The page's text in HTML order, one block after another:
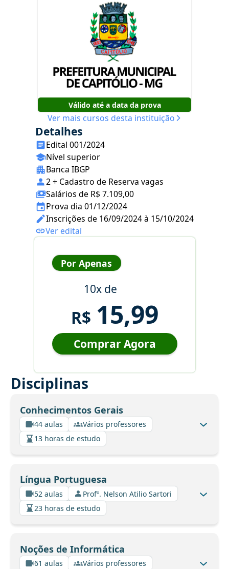
Válido até a data da prova
Ver mais cursos desta instituição
Detalhes
Edital 001/2024
Nível superior
Banca IBGP
2 + Cadastro de Reserva vagas
Salários de R$ 7.109,00
Prova dia 01/12/2024
Inscrições de 16/09/2024 à 15/10/2024
Ver edital
Por Apenas
10x de
R$ 15,99
Comprar Agora
Disciplinas
Conhecimentos Gerais
44 aulas
Vários professores
13 horas de estudo
Língua Portuguesa
52 aulas
Profº. Nelson Atilio Sartori
23 horas de estudo
Noções de Informática
61 aulas
Vários professores